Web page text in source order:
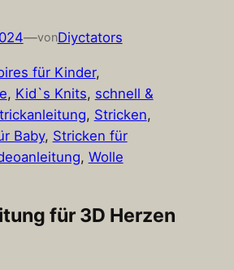
—vonDiyctators
für Kinder
, Kid`s Knits, schnell &
, Stricken
Baby, Stricken für
, Wolle
für 3D Herzen